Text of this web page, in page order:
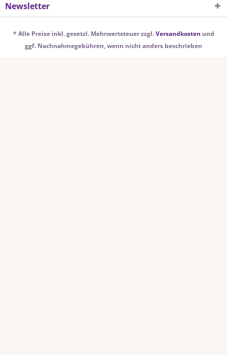
Newsletter
* Alle Preise inkl. gesetzl. Mehrwertsteuer zzgl.Versandkosten und
ggf. Nachnahmegebühren, wenn nicht anders beschrieben